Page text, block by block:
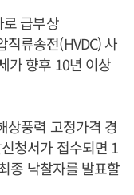
급부상
직류송전(HVDC) 사
가 향후 10년 이상
상풍력 고정가격 경
청서가 접수되면 1
종 낙찰자를 발표할